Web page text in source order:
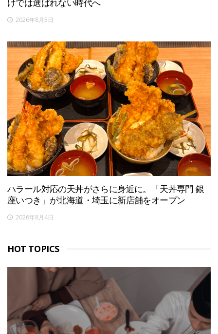
けでは選ばれない時代へ
2026年8月5日
ハラール対応の天丼がさらに身近に。「天丼専門 銀
座いつき」が北海道・埼玉に新店舗をオープン
2026年8月4日
HOT TOPICS